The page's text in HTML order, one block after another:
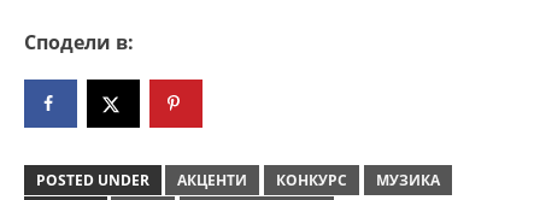
Сподели в:
POSTED UNDER АКЦЕНТИ КОНКУРС
МУЗИКА